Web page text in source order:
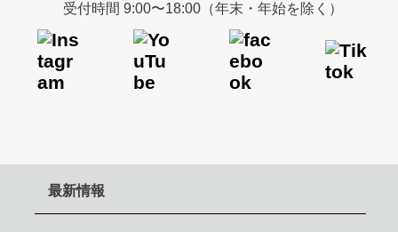
受付時間 9:00〜18:00（年末・年始を除く）
最新情報